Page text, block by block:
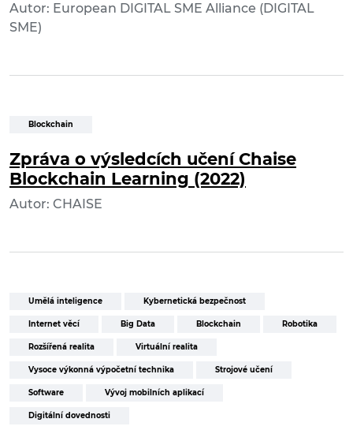
Autor: European DIGITAL SME Alliance (DIGITAL
SME)
Blockchain
Zpráva o výsledcích učení Chaise
Blockchain Learning (2022)
Autor: CHAISE
Umělá inteligence Kybernetická bezpečnost
Internet věcí Big Data Blockchain Robotika
Rozšířená realita Virtuální realita
Vysoce výkonná výpočetní technika Strojové učení
Software Vývoj mobilních aplikací
Digitální dovednosti